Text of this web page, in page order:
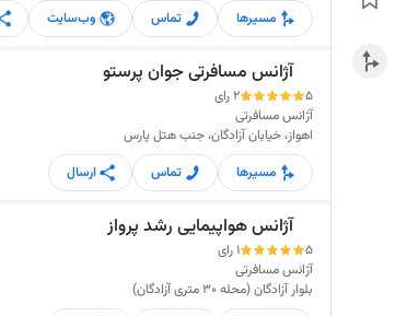
مسیرها
تماس وب‌سایت
آژانس مسافرتی جوان پرستو
5
2 رای
آژانس مسافرتی
اهواز، خیابان آزادگان، جنب هتل پارس
مسیرها
تماس ارسال
آژانس هواپیمایی رشد پرواز
5
1 رای
آژانس مسافرتی
بلوار آزادگان (محله 30 متری آزادگان)